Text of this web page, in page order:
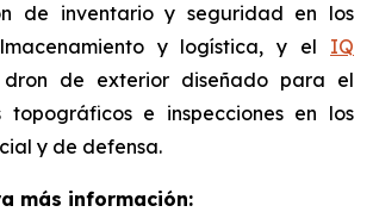
de inventario y seguridad en los
y logística, y el IQ
de exterior diseñado para el
topográficos e inspecciones en los
y de defensa.
más información: